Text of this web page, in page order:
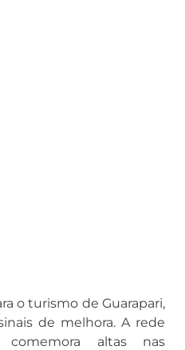
o turismo de Guarapari,
de melhora. A rede
altas nas